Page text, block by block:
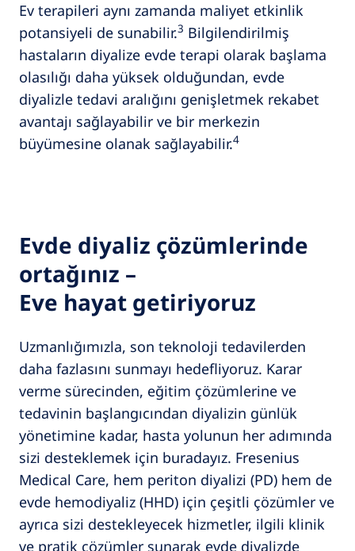
Ev terapileri aynı zamanda maliyet etkinlik
potansiyeli de sunabilir.3 Bilgilendirilmiş
hastaların diyalize evde terapi olarak başlama
olasılığı daha yüksek olduğundan, evde
diyalizle tedavi aralığını genişletmek rekabet
avantajı sağlayabilir ve bir merkezin
büyümesine olanak sağlayabilir.4
Evde diyaliz çözümlerinde
ortağınız –
Eve hayat getiriyoruz
Uzmanlığımızla, son teknoloji tedavilerden
daha fazlasını sunmayı hedefliyoruz. Karar
verme sürecinden, eğitim çözümlerine ve
tedavinin başlangıcından diyalizin günlük
yönetimine kadar, hasta yolunun her adımında
sizi desteklemek için buradayız. Fresenius
Medical Care, hem periton diyalizi (PD) hem de
evde hemodiyaliz (HHD) için çeşitli çözümler ve
ayrıca sizi destekleyecek hizmetler, ilgili klinik
ve pratik çözümler sunarak evde diyalizde